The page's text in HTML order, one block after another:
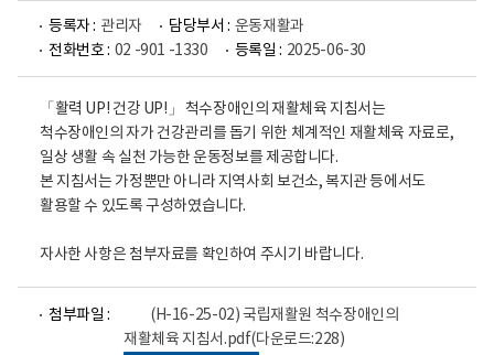
등록자 : 관리자 담당부서 : 운동재활과
전화번호 : 02 -901 -1330 등록일 : 2025-06-30
「활력 UP! 건강 UP!」 척수장애인의 재활체육 지침서는
척수장애인의 자가 건강관리를 돕기 위한 체계적인 재활체육 자료로,
일상 생활 속 실천 가능한 운동정보를 제공합니다.
본 지침서는 가정뿐만 아니라 지역사회 보건소, 복지관 등에서도
활용할 수 있도록 구성하였습니다.
자사한 사항은 첨부자료를 확인하여 주시기 바랍니다.
첨부파일 :
(H-16-25-02) 국립재활원 척수장애인의
재활체육 지침서.pdf(다운로드:228)